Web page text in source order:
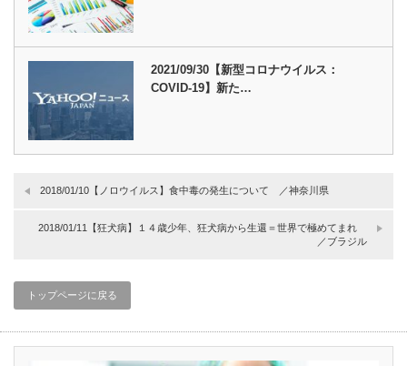
2021/09/30【新型コロナウイルス：
COVID-19】新た…
2018/01/10【ノロウイルス】食中毒の発生について ／神奈川県
2018/01/11【狂犬病】１４歳少年、狂犬病から生還＝世界で極めてまれ
／ブラジル
トップページに戻る